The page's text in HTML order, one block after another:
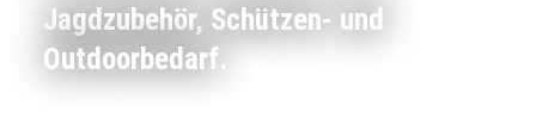
Jagdzubehör, Schützen- und
Outdoorbedarf.